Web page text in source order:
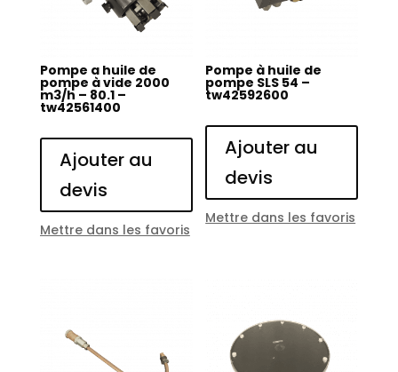
Pompe a huile de
pompe à vide 2000
m3/h – 80.1 –
tw42561400
Ajouter au
devis
Mettre dans les favoris
Pompe à huile de
pompe SLS 54 –
tw42592600
Ajouter au
devis
Mettre dans les favoris